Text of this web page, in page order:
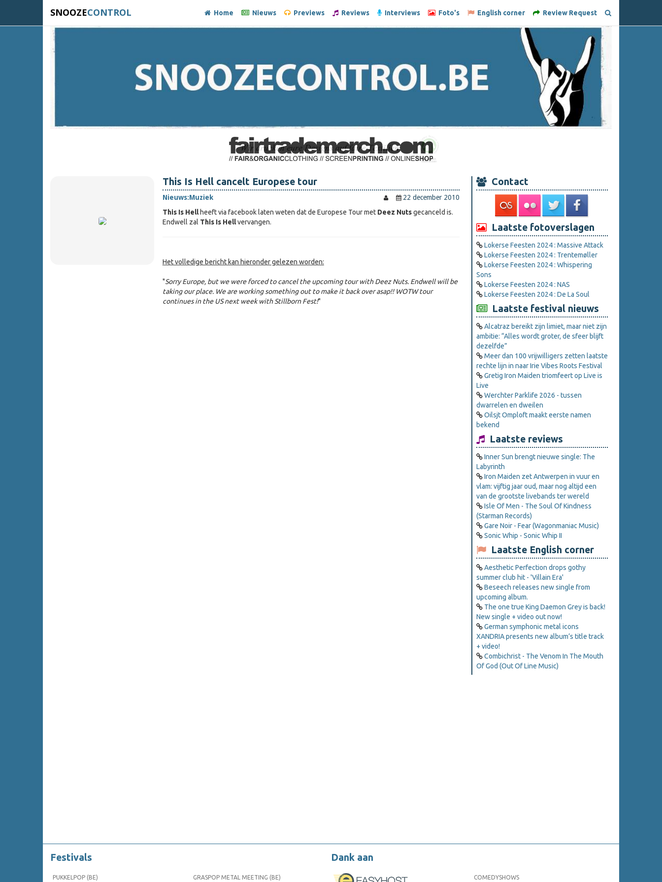
SNOOZECONTROL Home Nieuws Previews Reviews Interviews Foto's English corner Review Request
This Is Hell cancelt Europese tour
Nieuws:Muziek
22 december 2010
This Is Hell heeft via facebook laten weten dat de Europese Tour met Deez Nutsgecanceld is.
Endwell zal This Is Hellvervangen.
Het volledige bericht kan hieronder gelezen worden:
"Sorry Europe, but we were forced to cancel the upcoming tour with Deez Nuts. Endwell will be
taking our place. We are working something out to make it back over asap!! WOTW tour
continues in the US next week with Stillborn Fest!"
Contact
Laatste fotoverslagen
Lokerse Feesten 2024 : Massive Attack
Lokerse Feesten 2024 : Trentemøller
Lokerse Feesten 2024 : Whispering
Sons
Lokerse Feesten 2024 : NAS
Lokerse Feesten 2024 : De La Soul
Laatste festival nieuws
Alcatraz bereikt zijn limiet, maar niet zijn
ambitie: “Alles wordt groter, de sfeer blijft
dezelfde”
Meer dan 100 vrijwilligers zetten laatste
rechte lijn in naar Irie Vibes Roots Festival
Gretig Iron Maiden triomfeert op Live is
Live
Werchter Parklife 2026 - tussen
dwarrelen en dweilen
Oilsjt Omploft maakt eerste namen
bekend
Laatste reviews
Inner Sun brengt nieuwe single: The
Labyrinth
Iron Maiden zet Antwerpen in vuur en
vlam: vijftig jaar oud, maar nog altijd een
van de grootste livebands ter wereld
Isle Of Men - The Soul Of Kindness
(Starman Records)
Gare Noir - Fear (Wagonmaniac Music)
Sonic Whip - Sonic Whip II
Laatste English corner
Aesthetic Perfection drops gothy
summer club hit - 'Villain Era'
Beseech releases new single from
upcoming album.
The one true King Daemon Grey is back!
New single + video out now!
German symphonic metal icons
XANDRIA presents new album’s title track
+ video!
Combichrist - The Venom In The Mouth
Of God (Out Of Line Music)
Festivals
PUKKELPOP (BE) GRASPOP METAL MEETING (BE)
Dank aan
COMEDYSHOWS